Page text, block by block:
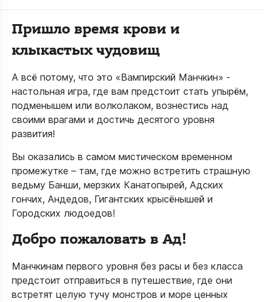
Пришло время крови и
клыкастых чудовищ
А всё потому, что это «Вампирский Манчкин» -
настольная игра, где вам предстоит стать упырём,
подменышем или волколаком, вознестись над
своими врагами и достичь десятого уровня
развития!
Вы оказались в самом мистическом временном
промежутке – там, где можно встретить страшную
ведьму Банши, мерзких Канатопырей, Адских
гончих, Андедов, Гигантских крысёнышей и
Городских людоедов!
Добро пожаловать в Ад!
Манчкинам первого уровня без расы и без класса
предстоит отправиться в путешествие, где они
встретят целую тучу монстров и море ценных